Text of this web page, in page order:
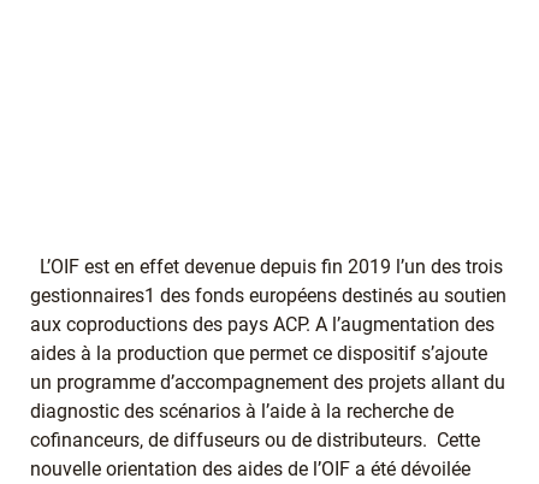
L’OIF est en effet devenue depuis fin 2019 l’un des trois
gestionnaires1 des fonds européens destinés au soutien
aux coproductions des pays ACP. A l’augmentation des
aides à la production que permet ce dispositif s’ajoute
un programme d’accompagnement des projets allant du
diagnostic des scénarios à l’aide à la recherche de
cofinanceurs, de diffuseurs ou de distributeurs. Cette
nouvelle orientation des aides de l’OIF a été dévoilée